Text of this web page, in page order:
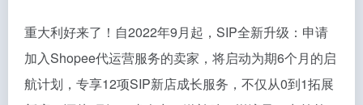
重大利好来了！自2022年9月起，SIP全新升级：申请
加入Shopee代运营服务的卖家，将启动为期6个月的启
航计划，专享12项SIP新店成长服务，不仅从0到1拓展